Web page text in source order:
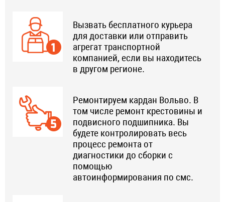
Вызвать бесплатного курьера
для доставки или отправить
агрегат транспортной
компанией, если вы находитесь
в другом регионе.
Ремонтируем кардан Вольво. В
том числе ремонт крестовины и
подвисного подшипника. Вы
будете контролировать весь
процесс ремонта от
диагностики до сборки с
помощью
автоинформирования по смс.